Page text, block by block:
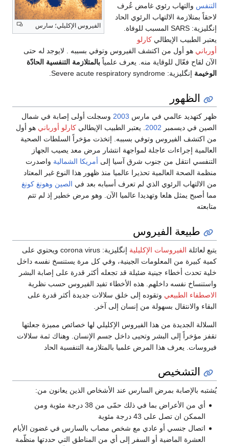
الفيروس الإكليلي؛ سارس
التنفس والتهاب رئوي غامض عُرف
لاحقاً بمتلازمة الالتهاب الرئوي الحاد
إنگليزية:SARSالمسبب للوفاة.
يعتبر الطبيب الإيطاليكارلو
أورباني هو أول من اكتشف الفيروس وتوفي بسببه . لايوجد له حتى
الآن لقاح فعّال للوقاية منه. يعرف علمياًبالمتلازمة التنفسية الحادّة
الوخيمةإنگليزية:Severe acute respiratory syndrome
.
الظهور
ظهر كتهديد عالمي في مارس2003وسجلت أولى إصابة في شمال
الصين في ديسمبر 2002. يعتبر الطبيب الإيطاليكارلو أورباني هو أول
من اكتشف الفيروس وتوفي بسببه. إتخذت مؤخراً السلطات الصحية
العالمية إجراءات عاجلة لمواجهة انتشار مرض معد يصيب الجهاز
التنفسي انتقل من جنوب شرق آسيا إلىأمريكا الشماليةواصدرت
منظمة الصحة العالمية تحذيرا عالميا منذ ظهور هذا النوع غير المعتاد
من الالتهاب الرئوي الذي لم تعرف أسبابه بعد فيالصين وهونغ كونغ
مما أصبح يمثل هلعا وتهديدا عالميا الآن. وهو مرض خطير إذ لم تتم
متابعته
طبيعة الفيروس
يتبع لعائلةالفيروسات الإكليليةإنگليزية:corona virusويحتوي على
كمية كبيرة من المعلومات الجينية، وفي كل مرة يستنسخ نفسه داخل
خلية تحدث أخطاء جينية ضئيلة قد تجعله أكثر قدرة على إصابة البشر
واستنساخ نفسه داخلهم. هذه الأخطاء تفيد الفيروس حسب نظرية
الاصطفاء الطبيعي وتقوده إلى خلق سلالات جديدة أكثر قدرة على
البقاء والانتقال بسهولة من إنسان إلى آخر.
السلالة الجديدة من هذا الفيروس الإكليلي لها خصائص مميزة جعلتها
تقفز مؤخراً إلى البشر وتحيى داخل جسم الإنسان. وهناك ثمة سلالات
فيروسات. يعرف هذا المرض علميا بالمتلازمة التنفسية الحاد
التشخيص
يُشتبه بالإصابة بمرض السارس عند الأشخاص الذين يعانون من:
أي من الأعراض بما في ذلك حمّى من 38 درجة مئوية ومن
الممكن ان تصل على 43 درجة مئوية
اتصال جنسي أو عادي مع شخص مصاب بالسارس في غضون الأيام
العشرة الماضية أو السفر إلى أي من المناطق التي حددتها منظّمة